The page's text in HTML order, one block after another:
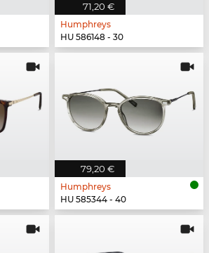
71,20 €
Humphreys
HU 586148 - 30
79,20 €
Humphreys
HU 585344 - 40